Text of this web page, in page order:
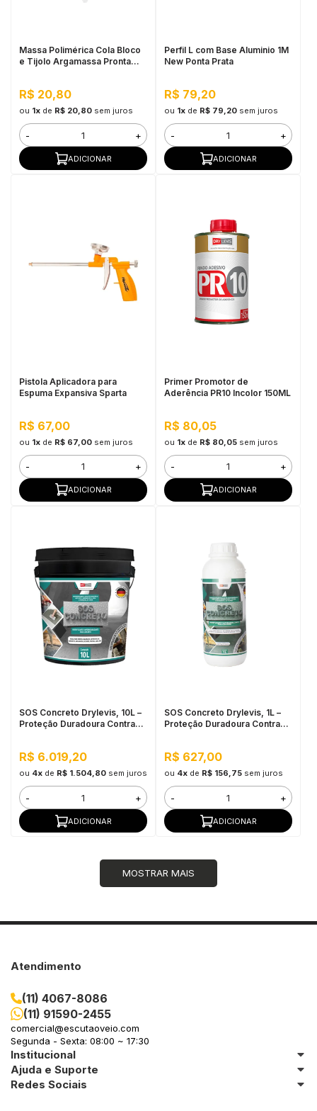
Massa Polimérica Cola Bloco
e Tijolo Argamassa Pronta
R$ 20,80
ou 1xde R$ 20,80 sem juros
- +
ADICIONAR
Perfil L com Base Aluminio 1M
New Ponta Prata
R$ 79,20
ou 1xde R$ 79,20 sem juros
- +
ADICIONAR
Pistola Aplicadora para
Espuma Expansiva Sparta
R$ 67,00
ou 1xde R$ 67,00 sem juros
- +
ADICIONAR
Primer Promotor de
Aderência PR10 Incolor 150ML
R$ 80,05
ou 1xde R$ 80,05 sem juros
- +
ADICIONAR
SOS Concreto Drylevis, 10L –
Proteção Duradoura Contra
R$ 6.019,20
ou 4xde R$ 1.504,80 sem juros
- +
ADICIONAR
SOS Concreto Drylevis, 1L –
Proteção Duradoura Contra
R$ 627,00
ou 4xde R$ 156,75 sem juros
- +
ADICIONAR
MOSTRAR MAIS
Atendimento
(11) 4067-8086
(11) 91590-2455
comercial@escutaoveio.com
Segunda - Sexta: 08:00 ~ 17:30
Institucional
Ajuda e Suporte
Redes Sociais